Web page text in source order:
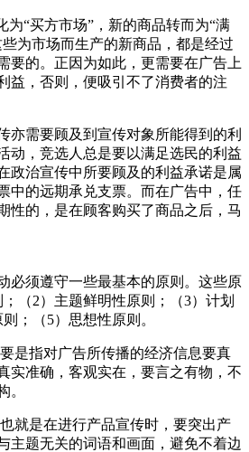
“买方市场”，新的商品转而为“满
为市场而生产的新商品，都是经过
要的。正因为如此，更需要在广告上
益，否则，便吸引不了消费者的注
需要顾及到宣传对象所能得到的利
动，竞选人总是要以满足选民的利益
政治宣传中所要顾及的利益承诺是属
中的远期承兑支票。而在广告中，任
性的，是在顾客购买了商品之后，马
必须遵守一些最基本的原则。这些原
（2）主题鲜明性原则；（3）计划
；（5）思想性原则。
是指对广告所传播的经济信息要真
实准确，客观实在，要言之有物，不
。
就是在进行产品宣传时，要突出产
主题无关的词语和画面，避免不着边